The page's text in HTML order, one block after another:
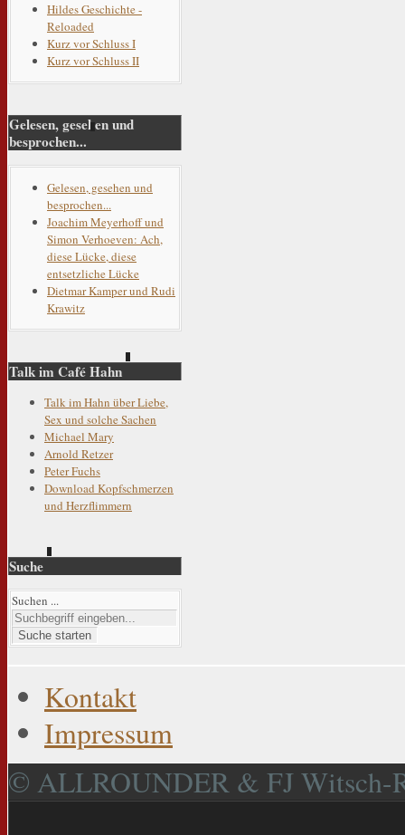
Hildes Geschichte -
Reloaded
Kurz vor Schluss I
Kurz vor Schluss II
Gelesen, gesehen und
besprochen...
Gelesen, gesehen und
besprochen...
Joachim Meyerhoff und
Simon Verhoeven: Ach,
diese Lücke, diese
entsetzliche Lücke
Dietmar Kamper und Rudi
Krawitz
Talk im Café Hahn
Talk im Hahn über Liebe,
Sex und solche Sachen
Michael Mary
Arnold Retzer
Peter Fuchs
Download Kopfschmerzen
und Herzflimmern
Suche
Suchen ...
Suche starten
Kontakt
Impressum
© ALLROUNDER & FJ Witsch-